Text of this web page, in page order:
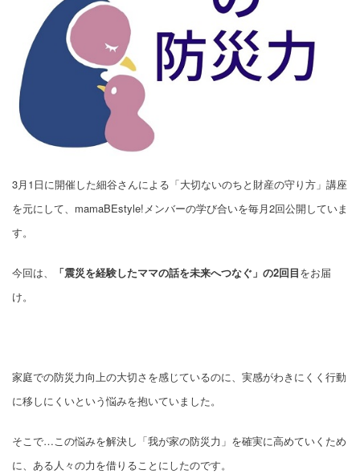
3月1日に開催した細谷さんによる「大切ないのちと財産の守り方」講座
を元にして、mamaBEstyle!メンバーの学び合いを毎月2回公開していま
す。
今回は、 「震災を経験したママの話を未来へつなぐ」の2回目をお届
け。
家庭での防災力向上の大切さを感じているのに、実感がわきにくく行動
に移しにくいという悩みを抱いていました。
そこで…この悩みを解決し「我が家の防災力」を確実に高めていくため
に、ある人々の力を借りることにしたのです。